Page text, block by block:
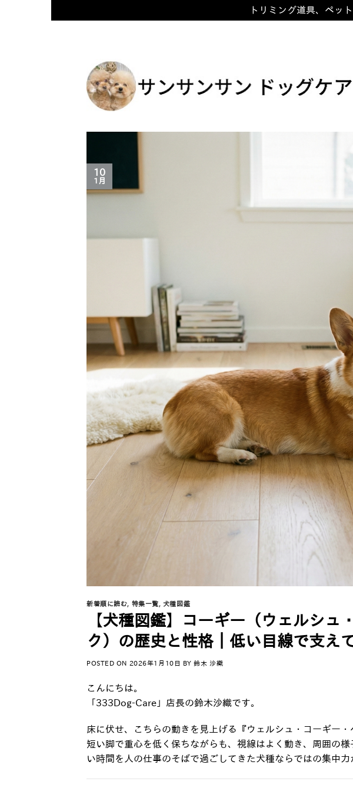
トリミング道具、ペ
10
1月
新着順に読む 特集一覧 犬種図鑑
【犬種図鑑】コーギー（ウェルシュ
ク）の歴史と性格｜低い目線で支え
POSTED ON 2026年1月10日 BY鈴木 沙織
こんにちは。
「333Dog-Care」店長の鈴木沙織です。
床に伏せ、こちらの動きを見上げる『ウェルシュ・コーギー・
短い脚で重心を低く保ちながらも、視線はよく動き、周囲の
い時間を人の仕事のそばで過ごしてきた犬種ならではの集中力